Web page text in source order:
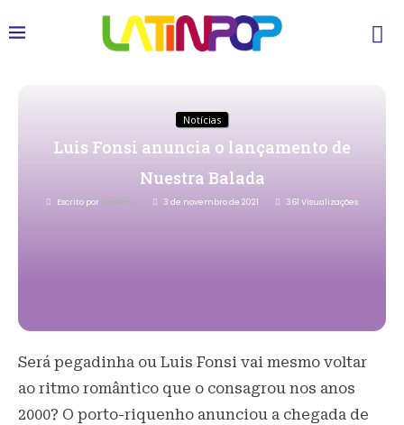
Notícias
Luis Fonsi anuncia o lançamento de
Nuestra Balada
Escrito por Redacao 3 de novembro de 2021 361 Visualizações
Será pegadinha ou Luis Fonsi vai mesmo voltar
ao ritmo romântico que o consagrou nos anos
2000? O porto-riquenho anunciou a chegada de